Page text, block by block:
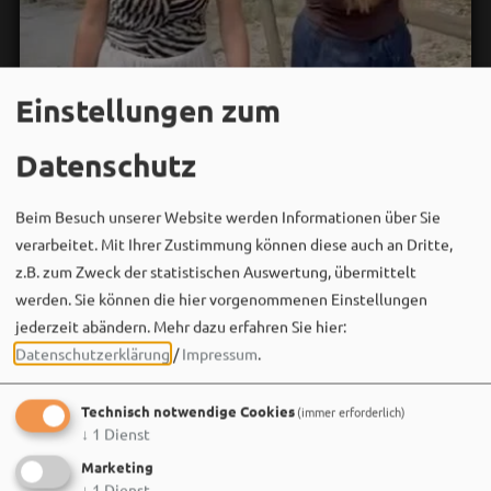
Bergwaldtheater
06. August um 18:08 via Facebook
Sei wie Luisa & Chiara!
Komm am 08.08. ins Bergwaldtheater und hol dir deinen
neuen Ohrwurm. 🎤✨
Einstellungen zum
Datenschutz
Beim Besuch unserer Website werden Informationen über Sie
verarbeitet. Mit Ihrer Zustimmung können diese auch an Dritte,
z.B. zum Zweck der statistischen Auswertung, übermittelt
werden. Sie können die hier vorgenommenen Einstellungen
jederzeit abändern. Mehr dazu erfahren Sie hier:
Datenschutzerklärung /Impressum.
Technisch notwendige Cookies(immer erforderlich)
↓ 1 Dienst
Marketing